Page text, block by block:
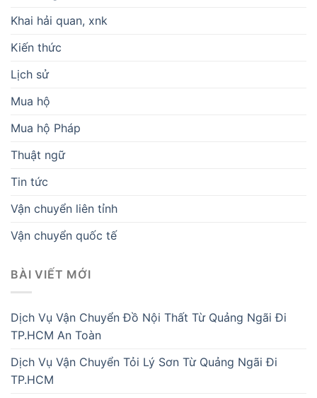
Khai hải quan, xnk
Kiến thức
Lịch sử
Mua hộ
Mua hộ Pháp
Thuật ngữ
Tin tức
Vận chuyển liên tỉnh
Vận chuyển quốc tế
BÀI VIẾT MỚI
Dịch Vụ Vận Chuyển Đồ Nội Thất Từ Quảng Ngãi Đi
TP.HCM An Toàn
Dịch Vụ Vận Chuyển Tỏi Lý Sơn Từ Quảng Ngãi Đi
TP.HCM